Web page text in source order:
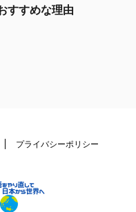
すすめな理由
プライバシーポリシー